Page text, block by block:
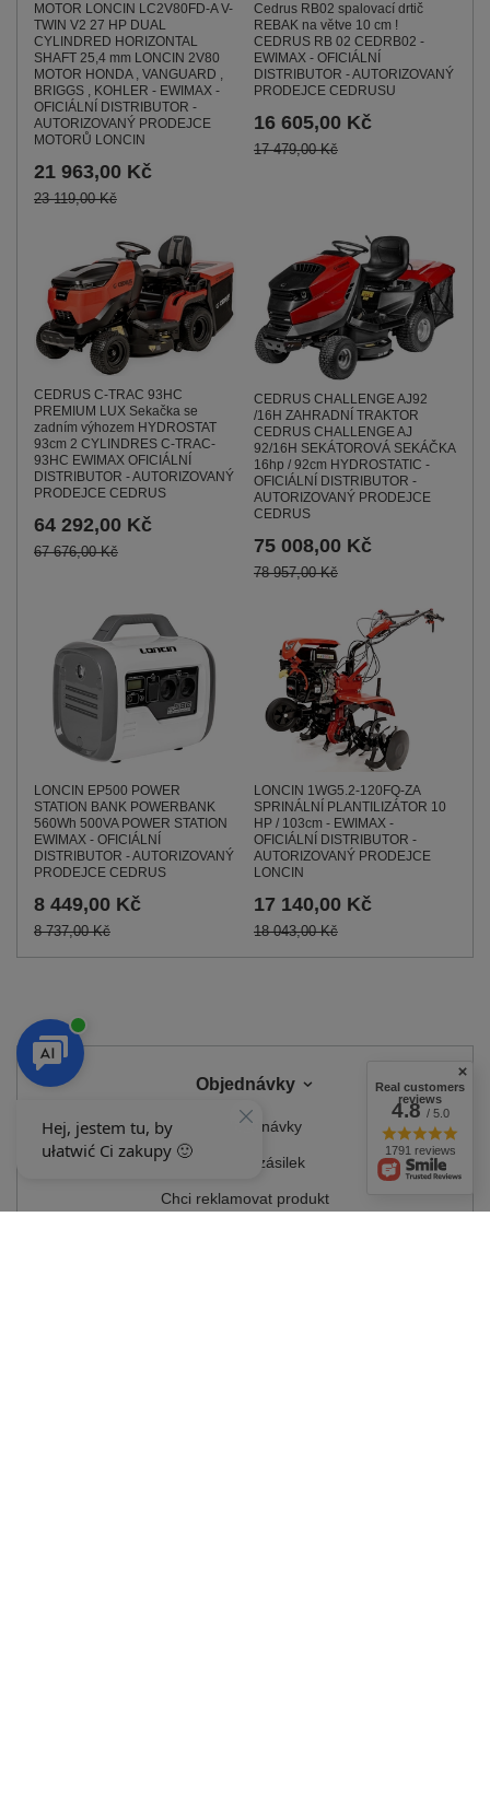
MOTOR LONCIN LC2V80FD-A V-
TWIN V2 27 HP DUAL
CYLINDRED HORIZONTAL
SHAFT 25,4 mm LONCIN 2V80
MOTOR HONDA , VANGUARD ,
BRIGGS , KOHLER - EWIMAX -
OFICIÁLNÍ DISTRIBUTOR -
AUTORIZOVANÝ PRODEJCE
MOTORŮ LONCIN
21 963,00 Kč
23 119,00 Kč
Cedrus RB02 spalovací drtič
REBAK na větve 10 cm !
CEDRUS RB 02 CEDRB02 -
EWIMAX - OFICIÁLNÍ
DISTRIBUTOR - AUTORIZOVANÝ
PRODEJCE CEDRUSU
16 605,00 Kč
17 479,00 Kč
CEDRUS C-TRAC 93HC
PREMIUM LUX Sekačka se
zadním výhozem HYDROSTAT
93cm 2 CYLINDRES C-TRAC-
93HC EWIMAX OFICIÁLNÍ
DISTRIBUTOR - AUTORIZOVANÝ
PRODEJCE CEDRUS
64 292,00 Kč
67 676,00 Kč
CEDRUS CHALLENGE AJ92
/16H ZAHRADNÍ TRAKTOR
CEDRUS CHALLENGE AJ
92/16H SEKÁTOROVÁ SEKÁČKA
16hp / 92cm HYDROSTATIC -
OFICIÁLNÍ DISTRIBUTOR -
AUTORIZOVANÝ PRODEJCE
CEDRUS
75 008,00 Kč
78 957,00 Kč
LONCIN EP500 POWER
STATION BANK POWERBANK
560Wh 500VA POWER STATION
EWIMAX - OFICIÁLNÍ
DISTRIBUTOR - AUTORIZOVANÝ
PRODEJCE CEDRUS
8 449,00 Kč
8 737,00 Kč
LONCIN 1WG5.2-120FQ-ZA
SPRINÁLNÍ PLANTILIZÁTOR 10
HP / 103cm - EWIMAX -
OFICIÁLNÍ DISTRIBUTOR -
AUTORIZOVANÝ PRODEJCE
LONCIN
17 140,00 Kč
18 043,00 Kč
Objednávky
Stav objednávky
Sledování zásilek
Chci reklamovat produkt
Real customers
reviews
4.8/ 5.0
1791 reviews